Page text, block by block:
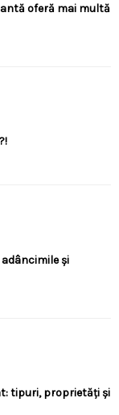
oferă mai multă
și
tipuri, proprietăți și